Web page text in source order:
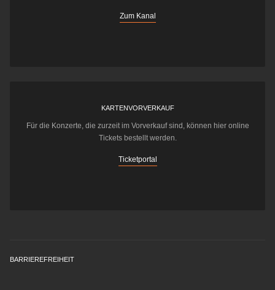
Zum Kanal
KARTENVORVERKAUF
Für die Konzerte, die zurzeit im Vorverkauf sind, können hier online
Tickets bestellt werden.
Ticketportal
BARRIEREFREIHEIT